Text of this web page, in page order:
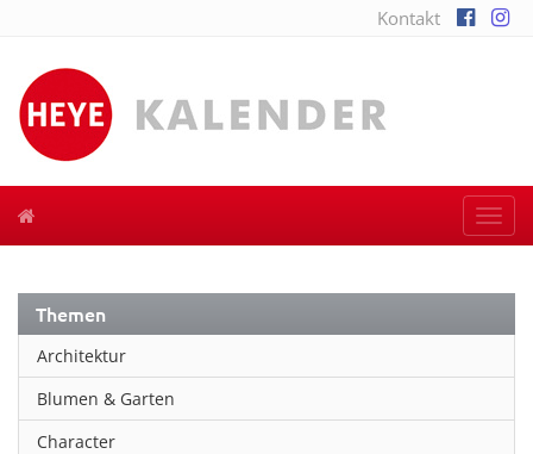
Kontakt
Themen
Architektur
Blumen & Garten
Character